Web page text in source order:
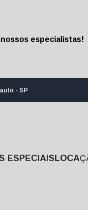
especialistas!
- SP
ESPECIAIS